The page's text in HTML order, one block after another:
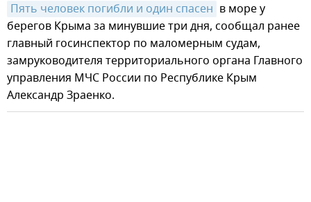
Пять человек погибли и один спасен в море у
берегов Крыма за минувшие три дня, сообщал ранее
главный госинспектор по маломерным судам,
замруководителя территориального органа Главного
управления МЧС России по Республике Крым
Александр Зраенко.